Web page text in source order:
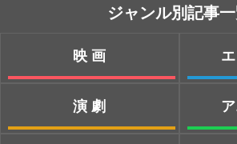
ジャンル別記事
映画
演劇